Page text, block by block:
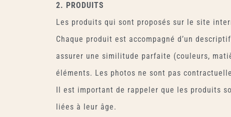
2. PRODUITS
Les produits qui sont proposés sur le site
Chaque produit est accompagné d’un
assurer une similitude parfaite (couleurs,
éléments. Les photos ne sont pas
Il est important de rappeler que les produits
liées à leur âge.